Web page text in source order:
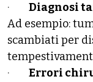
· Diagnosi
Ad esempio:
scambiati per
· Errori